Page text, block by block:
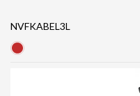
NVFKABEL3L